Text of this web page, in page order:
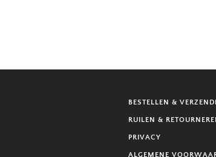
BESTELLEN &
RUILEN &
PRIVACY
ALGEMENE